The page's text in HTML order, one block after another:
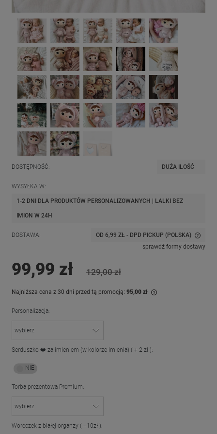
DOSTĘPNOŚĆ: DUŻA ILOŚĆ
WYSYŁKA W:
1-2 DNI DLA PRODUKTÓW PERSONALIZOWANYCH | LALKI BEZ
IMION W 24H
DOSTAWA: OD 6,99 ZŁ - DPD PICKUP (POLSKA)
CENA NIE ZAWIERA EWENTUALNYCH KOSZTÓW PŁATNOŚCI
sprawdź formy dostawy
99,99 zł 129,00 zł
Najniższa cena z 30 dni przed tą promocją: 95,00 zł
Personalizacja:
Serduszko ❤️ za imieniem (w kolorze imienia) ( + 2 zł ):
Torba prezentowa Premium:
Woreczek z białej organzy ( +10zł ):